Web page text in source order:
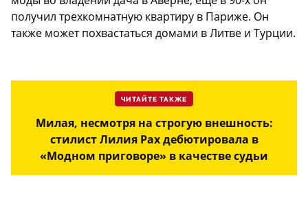
получил трехкомнатную квартиру в Париже. Он
также может похвастаться домами в Литве и Турции.
ЧИТАЙТЕ ТАКЖЕ
Милая, несмотря на строгую внешность:
стилист Лилия Рах дебютировала в
«Модном приговоре» в качестве судьи